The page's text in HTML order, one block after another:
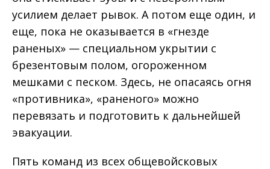
усилием делает рывок. А потом еще один, и
еще, пока не оказывается в «гнезде
раненых» — специальном укрытии с
брезентовым полом, огороженном
мешками с песком. Здесь, не опасаясь огня
«противника», «раненого» можно
перевязать и подготовить к дальнейшей
эвакуации.
Пять команд из всех общевойсковых